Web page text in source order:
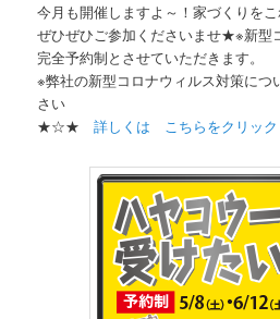
今月も開催しますよ～！家づくりを
ぜひぜひご参加くださいませ★※新型
完全予約制とさせていただきます。
※弊社の新型コロナウィルス対策につ
さい
★☆★詳しくは こちらをクリック